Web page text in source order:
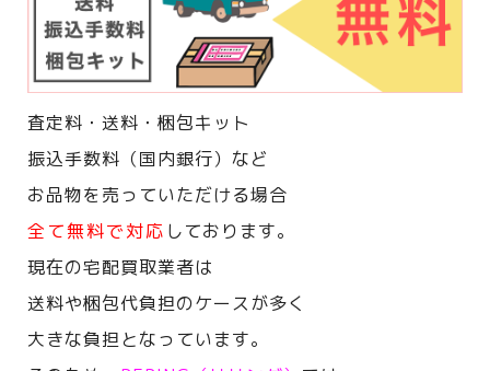
査定料・送料・梱包キット
振込手数料（国内銀行）など
お品物を売っていただける場合
全て無料で対応 しております。
現在の宅配買取業者は
送料や梱包代負担のケースが多く
大きな負担となっています。